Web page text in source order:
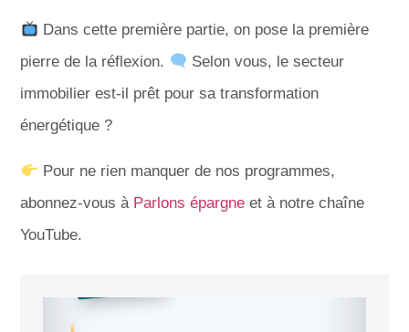
Dans cette première partie, on pose la première
pierre de la réflexion.
Selon vous, le secteur
immobilier est-il prêt pour sa transformation
énergétique ?
Pour ne rien manquer de nos programmes,
abonnez-vous à Parlons épargne et à notre chaîne
YouTube.